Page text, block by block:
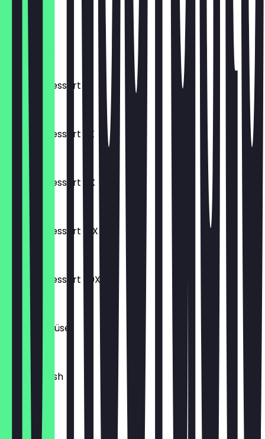
Sambali Dessert 1X
Sambali Dessert 3X
Sambali Dessert 5X
Sambali Dessert 10X
Sambali Dessert 20X
Extra Gemüse
Extra Lavash